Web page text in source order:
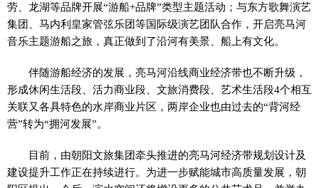
劳、龙湖等品牌开展“游船+品牌”类型主题活动；与东方歌舞演艺
集团、马内利皇家管弦乐团等国际级演艺团队合作，开启亮马河
音乐主题游船之旅，真正做到了沿河有美景、船上有文化。
伴随游船经济的发展，亮马河沿线商业经济带也不断升级，
形成休闲生活段、活力商业段、文旅消费段、艺术生活段4个相互
关联又各具特色的水岸商业片区，两岸企业也由过去的“背河经
营”转为“拥河发展”。
目前，由朝阳文旅集团牵头推进的亮马河经济带规划设计及
建设提升工作正在持续进行。为进一步赋能城市高质量发展，朝